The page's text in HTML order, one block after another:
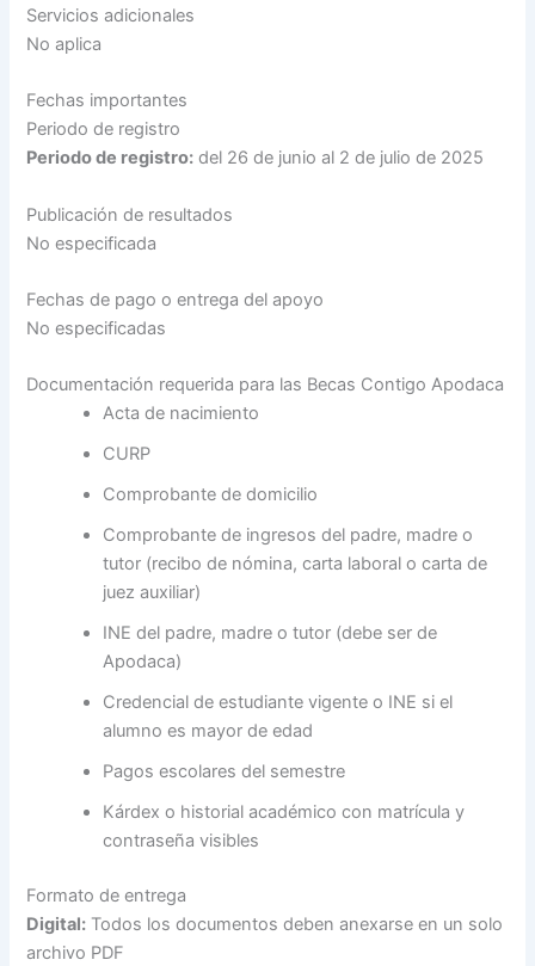
Servicios adicionales
No aplica
Fechas importantes
Periodo de registro
Periodo de registro: del 26 de junio al 2 de julio de 2025
Publicación de resultados
No especificada
Fechas de pago o entrega del apoyo
No especificadas
Documentación requerida para las Becas Contigo Apodaca
Acta de nacimiento
CURP
Comprobante de domicilio
Comprobante de ingresos del padre, madre o
tutor (recibo de nómina, carta laboral o carta de
juez auxiliar)
INE del padre, madre o tutor (debe ser de
Apodaca)
Credencial de estudiante vigente o INE si el
alumno es mayor de edad
Pagos escolares del semestre
Kárdex o historial académico con matrícula y
contraseña visibles
Formato de entrega
Digital: Todos los documentos deben anexarse en un solo
archivo PDF